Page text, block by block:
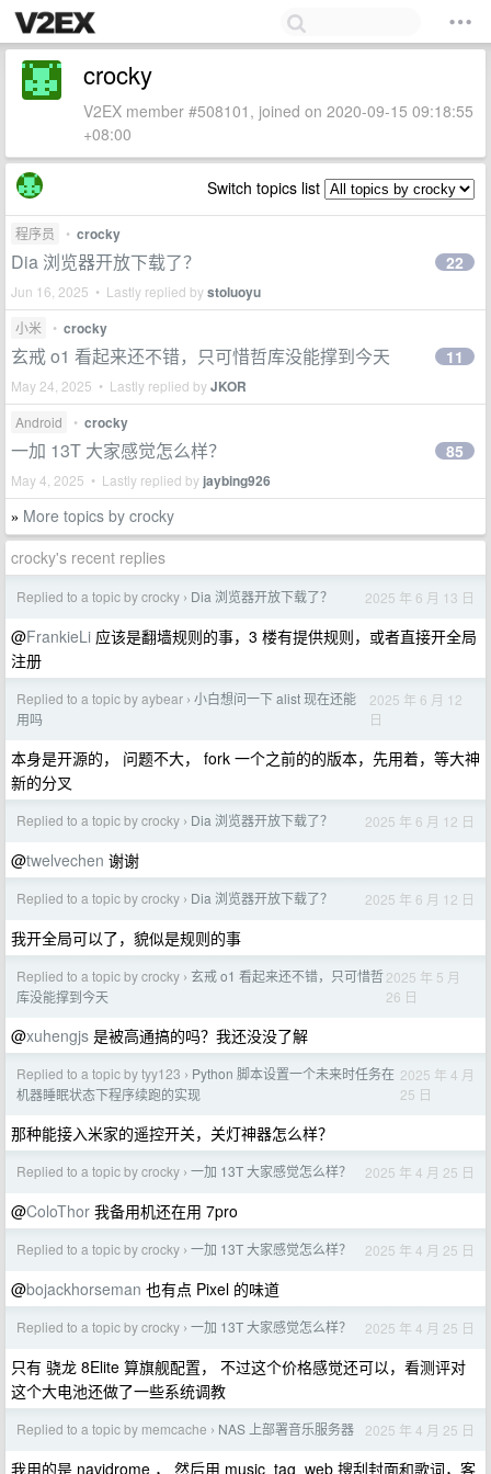
crocky
V2EX member #508101, joined on 2020-09-15 09:18:55
+08:00
Switch topics list
程序员 • crocky
Dia 浏览器开放下载了？
Jun 16, 2025 • Lastly replied bystoluoyu
22
小米 • crocky
玄戒 o1 看起来还不错，只可惜哲库没能撑到今天
May 24, 2025 • Lastly replied byJKOR
11
Android • crocky
一加 13T 大家感觉怎么样？
May 4, 2025 • Lastly replied by jaybing926
85
» More topics by crocky
crocky's recent replies
Replied to a topic by crocky › Dia 浏览器开放下载了？ 2025 年 6 月 13 日
@FrankieLi 应该是翻墙规则的事，3 楼有提供规则，或者直接开全局
注册
Replied to a topic by aybear › 小白想问一下 alist 现在还能
用吗
2025 年 6 月 12
日
本身是开源的， 问题不大， fork 一个之前的的版本，先用着，等大神
新的分叉
Replied to a topic by crocky › Dia 浏览器开放下载了？ 2025 年 6 月 12 日
@twelvechen 谢谢
Replied to a topic by crocky › Dia 浏览器开放下载了？ 2025 年 6 月 12 日
我开全局可以了，貌似是规则的事
Replied to a topic by crocky › 玄戒 o1 看起来还不错，只可惜哲
库没能撑到今天
2025 年 5 月
26 日
@xuhengjs 是被高通搞的吗？我还没没了解
Replied to a topic by tyy123 › Python 脚本设置一个未来时任务在
机器睡眠状态下程序续跑的实现
2025 年 4 月
25 日
那种能接入米家的遥控开关，关灯神器怎么样？
Replied to a topic by crocky › 一加 13T 大家感觉怎么样？ 2025 年 4 月 25 日
@ColoThor 我备用机还在用 7pro
Replied to a topic by crocky › 一加 13T 大家感觉怎么样？ 2025 年 4 月 25 日
@bojackhorseman 也有点 Pixel 的味道
Replied to a topic by crocky › 一加 13T 大家感觉怎么样？ 2025 年 4 月 25 日
只有 骁龙 8Elite 算旗舰配置， 不过这个价格感觉还可以，看测评对
这个大电池还做了一些系统调教
Replied to a topic by memcache › NAS 上部署音乐服务器 2025 年 4 月 25 日
我用的是 navidrome ， 然后用 music_tag_web 搜刮封面和歌词，客